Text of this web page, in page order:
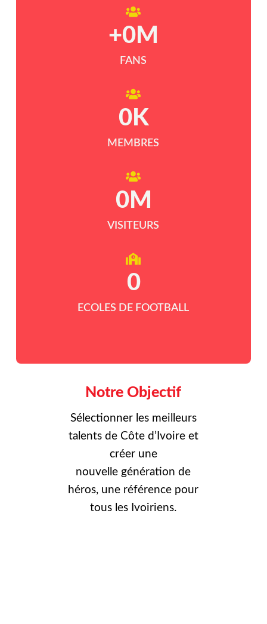
FANS
+0 M
MEMBRES
0K
VISITEURS
0M
ECOLES DE FOOTBALL
0
Notre Objectif
Sélectionner les meilleurs
talents de Côte d’Ivoire et
créer une
nouvelle génération de
héros, une référence pour
tous les Ivoiriens.